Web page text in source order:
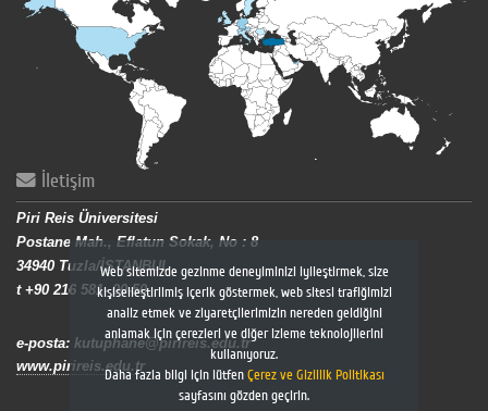
İletişim
Piri Reis Üniversitesi
Postane Mah., Eflatun Sokak, No : 8
34940 Tuzla/İSTANBUL
t +90 216 581- 00-50
e-posta: kutuphane@pirireis.edu.tr
www.pirireis.edu.tr
Web sitemizde gezinme deneyiminizi iyileştirmek, size
kişiselleştirilmiş içerik göstermek, web sitesi trafiğimizi
analiz etmek ve ziyaretçilerimizin nereden geldiğini
anlamak için çerezleri ve diğer izleme teknolojilerini
kullanıyoruz.
Daha fazla bilgi için lütfenÇerez ve Gizlilik Politikası
sayfasını gözden geçirin.